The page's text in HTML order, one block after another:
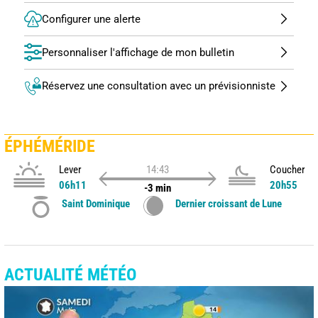
Configurer une alerte
Personnaliser l'affichage de mon bulletin
Réservez une consultation avec un prévisionniste
ÉPHÉMÉRIDE
Lever
06h11
14:43
-3 min
Coucher
20h55
Saint Dominique
Dernier croissant de Lune
ACTUALITÉ MÉTÉO